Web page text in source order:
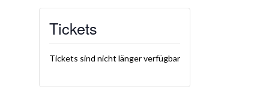
Tickets
Tickets sind nicht länger verfügbar